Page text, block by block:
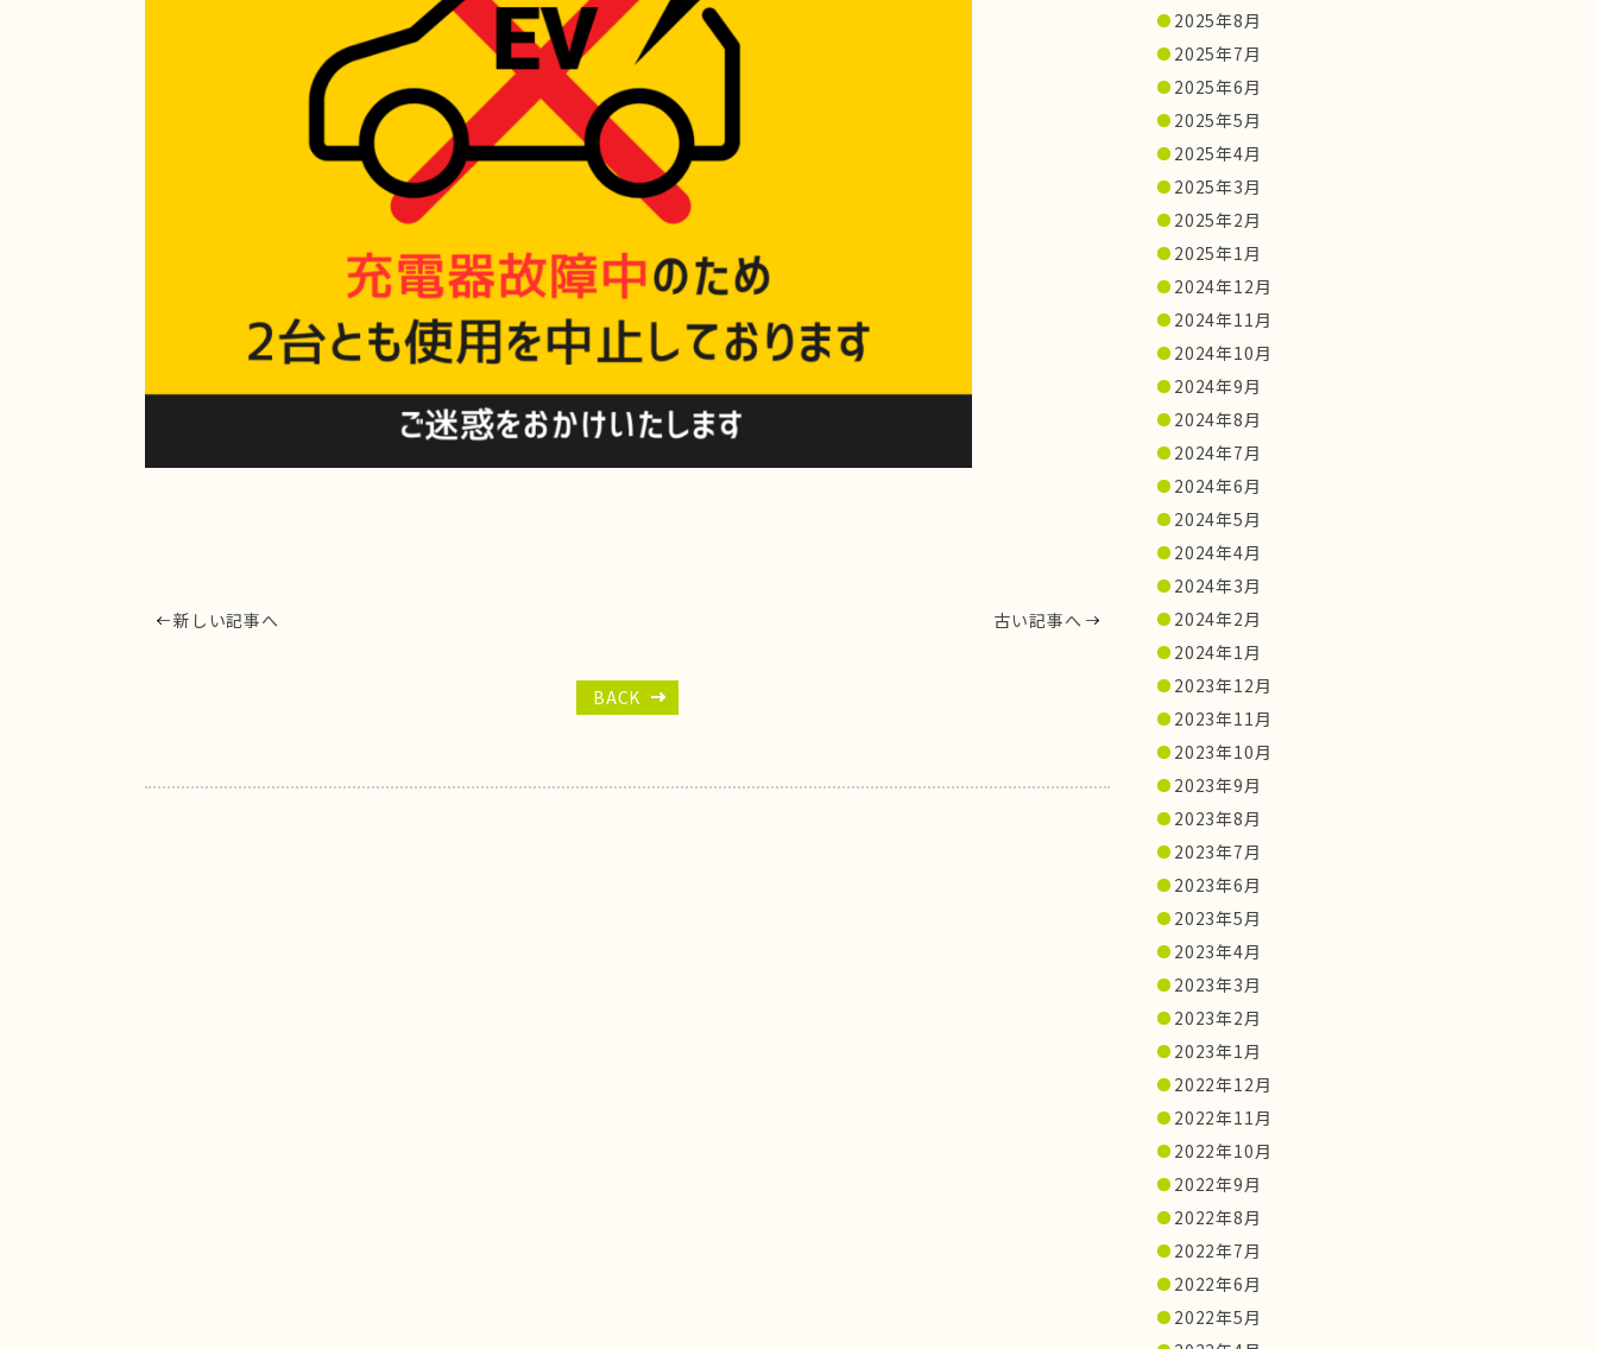
新しい記事へ 古い記事へ
BACK
2025年8月
2025年7月
2025年6月
2025年5月
2025年4月
2025年3月
2025年2月
2025年1月
2024年12月
2024年11月
2024年10月
2024年9月
2024年8月
2024年7月
2024年6月
2024年5月
2024年4月
2024年3月
2024年2月
2024年1月
2023年12月
2023年11月
2023年10月
2023年9月
2023年8月
2023年7月
2023年6月
2023年5月
2023年4月
2023年3月
2023年2月
2023年1月
2022年12月
2022年11月
2022年10月
2022年9月
2022年8月
2022年7月
2022年6月
2022年5月